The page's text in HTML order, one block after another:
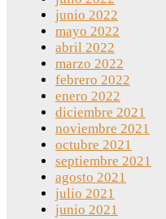
junio 2022
mayo 2022
abril 2022
marzo 2022
febrero 2022
enero 2022
diciembre 2021
noviembre 2021
octubre 2021
septiembre 2021
agosto 2021
julio 2021
junio 2021